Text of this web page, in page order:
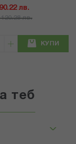
лв.
лв.
КУПИ
теб